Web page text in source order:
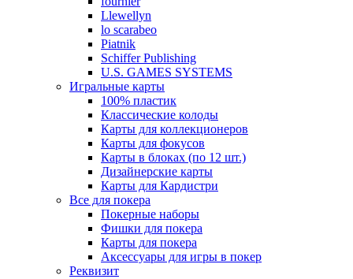
Llewellyn
lo scarabeo
Piatnik
Schiffer Publishing
U.S. GAMES SYSTEMS
Игральные карты
100% пластик
Классические колоды
Карты для коллекционеров
Карты для фокусов
Карты в блоках (по 12 шт.)
Дизайнерские карты
Карты для Кардистри
Все для покера
Покерные наборы
Фишки для покера
Карты для покера
Аксессуары для игры в покер
Реквизит